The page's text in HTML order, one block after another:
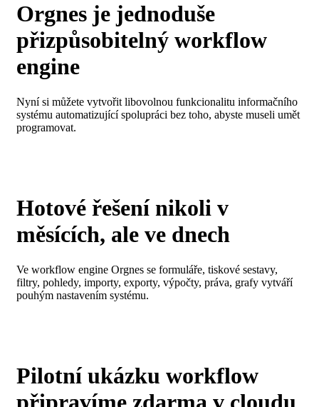
Orgnes je jednoduše
přizpůsobitelný workflow
engine
Nyní si můžete vytvořit libovolnou funkcionalitu informačního
systému automatizující spolupráci bez toho, abyste museli umět
programovat.
Hotové řešenínikoli v
měsících, ale ve dnech
Ve workflow engine Orgnes se formuláře, tiskové sestavy,
filtry, pohledy, importy, exporty, výpočty, práva, grafy vytváří
pouhým nastavením systému.
Pilotní ukázku workflow